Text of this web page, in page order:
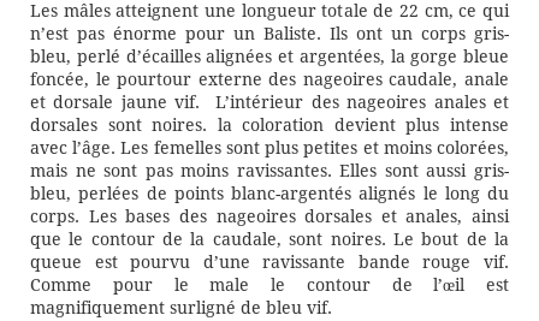
Les mâles atteignent une longueur totale de 22 cm, ce qui
n’est pas énorme pour un Baliste. Ils ont un corps gris-
bleu, perlé d’écailles alignées et argentées, la gorge bleue
foncée, le pourtour externe des nageoires caudale, anale
et dorsale jaune vif. L’intérieur des nageoires anales et
dorsales sont noires. la coloration devient plus intense
avec l’âge. Les femelles sont plus petites et moins colorées,
mais ne sont pas moins ravissantes. Elles sont aussi gris-
bleu, perlées de points blanc-argentés alignés le long du
corps. Les bases des nageoires dorsales et anales, ainsi
que le contour de la caudale, sont noires. Le bout de la
queue est pourvu d’une ravissante bande rouge vif.
Comme pour le male le contour de l’œil est
magnifiquement surligné de bleu vif.